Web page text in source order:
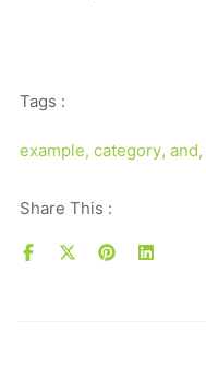
Tags :
example, category, and,
Share This :